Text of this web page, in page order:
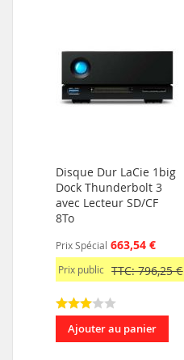
Disque Dur LaCie 1big
Dock Thunderbolt 3
avec Lecteur SD/CF
8To
Prix Spécial 663,54 €
Prix public TTC: 796,25 €
Ajouter au panier